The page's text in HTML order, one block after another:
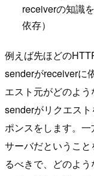
receiverの知識
依存）
例えば先ほどの
senderがreceiverに
エスト元がどのよ
senderがリクエス
ポンスをします。
サーバだというこ
るべきで、どのよ